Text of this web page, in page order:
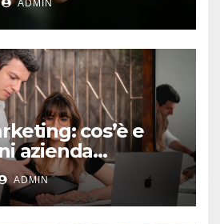
ADMIN
cos’è e
azienda
ADMIN